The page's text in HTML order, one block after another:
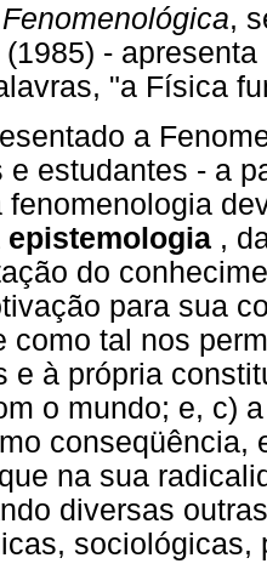
,
(1985) -
"a Física
a
e estudantes - a
fenomenologia
epistemologia ,
do
para sua
como tal nos
e à própria
o mundo; e, c)
conseqüência,
na sua
diversas
sociológicas,